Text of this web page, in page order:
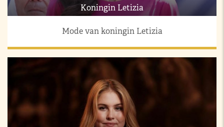
Koningin Letizia
Mode van koningin Letizia